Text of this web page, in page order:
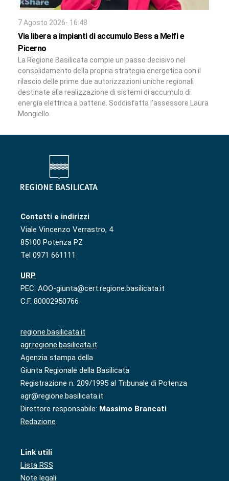
7 Agosto 2026- 16:48
Via libera a impianti di accumulo Bess a Melfi e
Picerno
La Regione Basilicata compie un passo decisivo nel
consolidamento della propria strategia energetica con il
rilascio delle prime due autorizzazioni uniche regionali
destinate alla realizzazione di sistemi di accumulo di
energia elettrica a batterie. Soddisfatta l’assessore Laura
Mongiello.
Contatti e indirizzi
Viale Vincenzo Verrastro, 4
85100 Potenza PZ
Tel 0971 661111
URP
PEC: AOO-giunta@cert.regione.basilicata.it
C.F. 80002950766
regione.basilicata.it
agr.regione.basilicata.it
Agenzia stampa della
Giunta Regionale della Basilicata
Registrazione n. 209/1995 al Tribunale di Potenza
agr@regione.basilicata.it
Direttore responsabile: Massimo Brancati
Redazione
Link utili
Lista RSS
Note legali